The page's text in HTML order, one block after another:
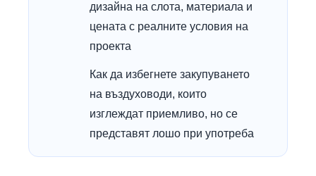
дизайна на слота, материала и
цената с реалните условия на
проекта
Как да избегнете закупуването
на въздуховоди, които
изглеждат приемливо, но се
представят лошо при употреба